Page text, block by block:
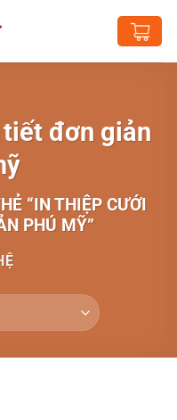
đơn giản
“IN THIỆP CƯỚI
PHÚ MỸ”